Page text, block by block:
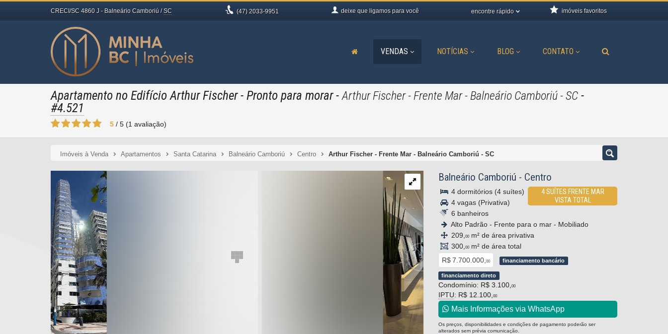
CRECI/SC 4860 J - Balneário Camboriú /SC (47) 2033-9951 deixe que ligamos para você encontre rápido imóveis favoritos
VENDAS NOTÍCIAS BLOG CONTATO
Apartamento no Edifício Arthur Fischer- Pronto para morar-Arthur Fischer - Frente Mar - Balneário Camboriú - SC -
#4.521
5 / 5 (1 avaliação)
Imóveis à Venda Apartamentos Santa Catarina Balneário Camboriú Centro Arthur Fischer - Frente Mar - Balneário Camboriú - SC
Balneário Camboriú - Centro
4 SUÍTES FRENTE MAR
VISTA TOTAL
4 dormitórios (4 suítes)
4 vagas (Privativa)
6 banheiros
Alto Padrão - Frente para o mar - Mobiliado
209, 00 m² de área privativa
300, 00 m² de área total
R$ 7.700.000, 00 financiamento bancário
financiamento direto
Condomínio: R$ 3.100, 00
IPTU: R$ 12.100, 00
Mais Informações via WhatsApp
Os preços, disponibilidades e condições de pagamento poderão ser
alterados sem prévia comunicação.